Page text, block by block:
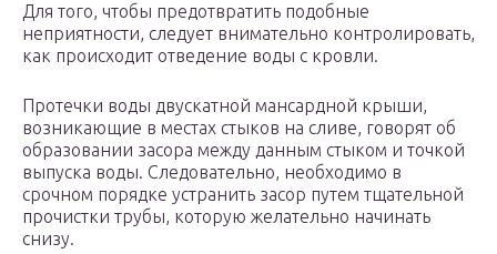
Для того, чтобы предотвратить подобные
неприятности, следует внимательно контролировать,
как происходит отведение воды с кровли.
Протечки воды двускатной мансардной крыши,
возникающие в местах стыков на сливе, говорят об
образовании засора между данным стыком и точкой
выпуска воды. Следовательно, необходимо в
срочном порядке устранить засор путем тщательной
прочистки трубы, которую желательно начинать
снизу.